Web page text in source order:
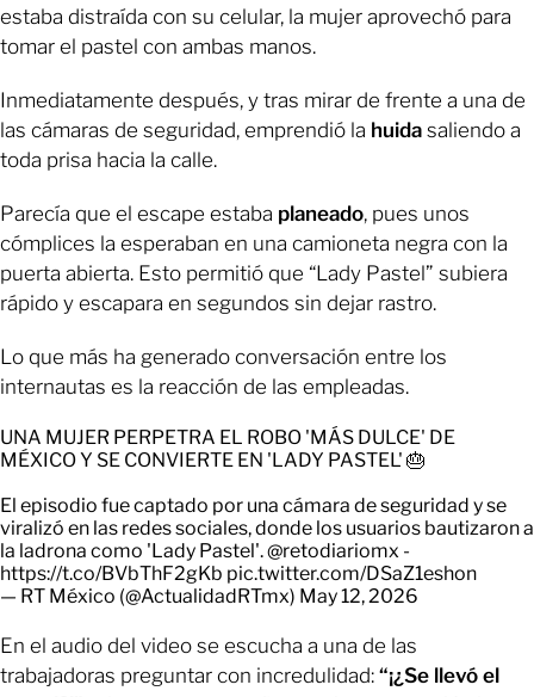
estaba distraída con su celular, la mujer aprovechó para
tomar el pastel con ambas manos.
Inmediatamente después, y tras mirar de frente a una de
las cámaras de seguridad, emprendió la huida saliendo a
toda prisa hacia la calle.
Parecía que el escape estaba planeado, pues unos
cómplices la esperaban en una camioneta negra con la
puerta abierta. Esto permitió que “Lady Pastel” subiera
rápido y escapara en segundos sin dejar rastro.
Lo que más ha generado conversación entre los
internautas es la reacción de las empleadas.
UNA MUJER PERPETRA EL ROBO 'MÁS DULCE' DE
MÉXICO Y SE CONVIERTE EN 'LADY PASTEL' 🎂
El episodio fue captado por una cámara de seguridad y se
viralizó en las redes sociales, donde los usuarios bautizaron a
la ladrona como 'Lady Pastel'.@retodiariomx -
https://t.co/BVbThF2gKb pic.twitter.com/DSaZ1eshon
— RT México (@ActualidadRTmx) May 12, 2026
En el audio del video se escucha a una de las
trabajadoras preguntar con incredulidad: “¡¿Se llevó el